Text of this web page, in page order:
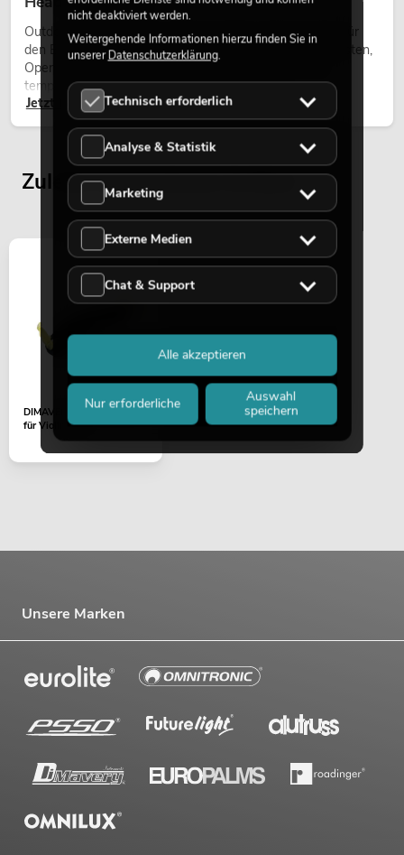
Outdoor Moving-Heads sind bewegliche Scheinwerfer für
den Einsatz im Freien. Sie werden bei Festivals, Stadtfesten,
Open-Air-Konzerten, Architekturinszenierungen und
temporären Außeninstallationen eingesetzt.
Jetzt lesen
Zuletzt angesehene Artikel
DIMAVERY Schulterhalter
für Violine 1/2
Unsere Marken
nicht deaktiviert werden.
Weitergehende Informationen hierzu finden Sie in
unsererDatenschutzerklärung.
Technisch erforderlich
Analyse & Statistik
Marketing
Externe Medien
Chat & Support
Nur erforderliche
Auswahl
speichern
Alle akzeptieren